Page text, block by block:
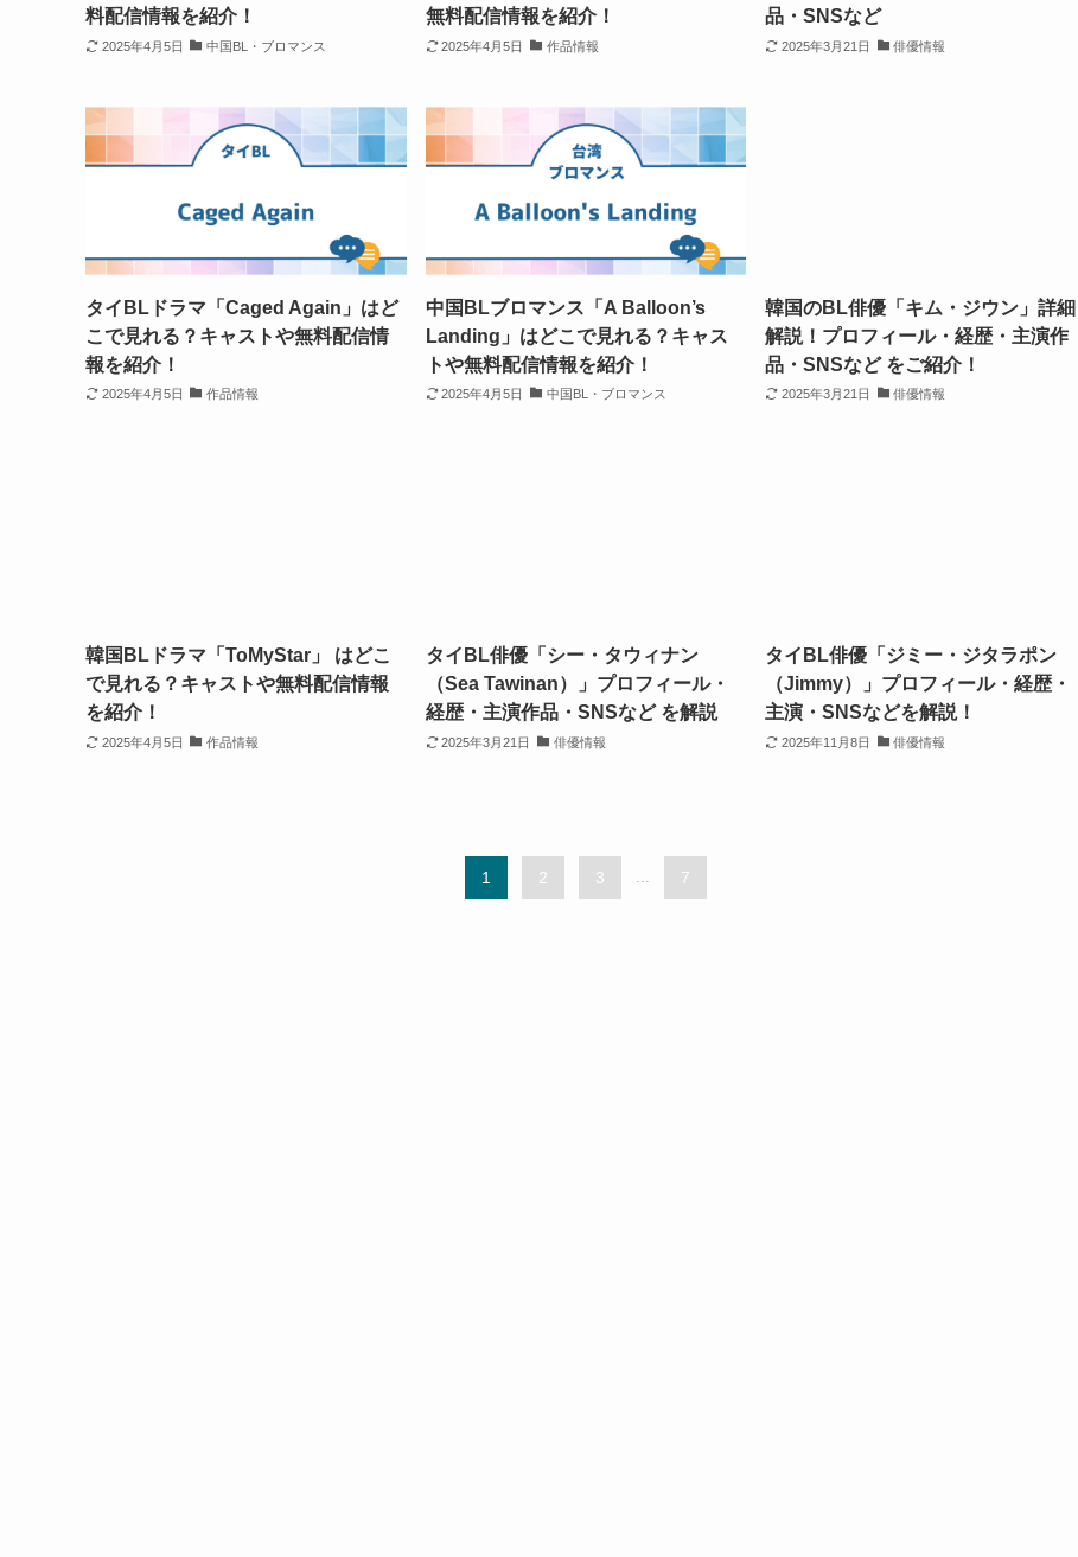
料配信情報を紹介！
2025年4月5日 中国BL・ブロマンス
無料配信情報を紹介！
2025年4月5日 作品情報
品・SNSなど
2025年3月21日 俳優情報
タイBLドラマ「Caged Again」はど
こで見れる？キャストや無料配信情
報を紹介！
2025年4月5日 作品情報
中国BLブロマンス「A Balloon’s
Landing」はどこで見れる？キャス
トや無料配信情報を紹介！
2025年4月5日 中国BL・ブロマンス
韓国のBL俳優「キム・ジウン」詳細
解説！プロフィール・経歴・主演作
品・SNSなど をご紹介！
2025年3月21日 俳優情報
韓国BLドラマ「ToMyStar」 はどこ
で見れる？キャストや無料配信情報
を紹介！
2025年4月5日 作品情報
タイBL俳優「シー・タウィナン
（Sea Tawinan）」プロフィール・
経歴・主演作品・SNSなど を解説
2025年3月21日 俳優情報
タイBL俳優「ジミー・ジタラポン
（Jimmy）」プロフィール・経歴・
主演・SNSなどを解説！
2025年11月8日 俳優情報
1 2 3 7